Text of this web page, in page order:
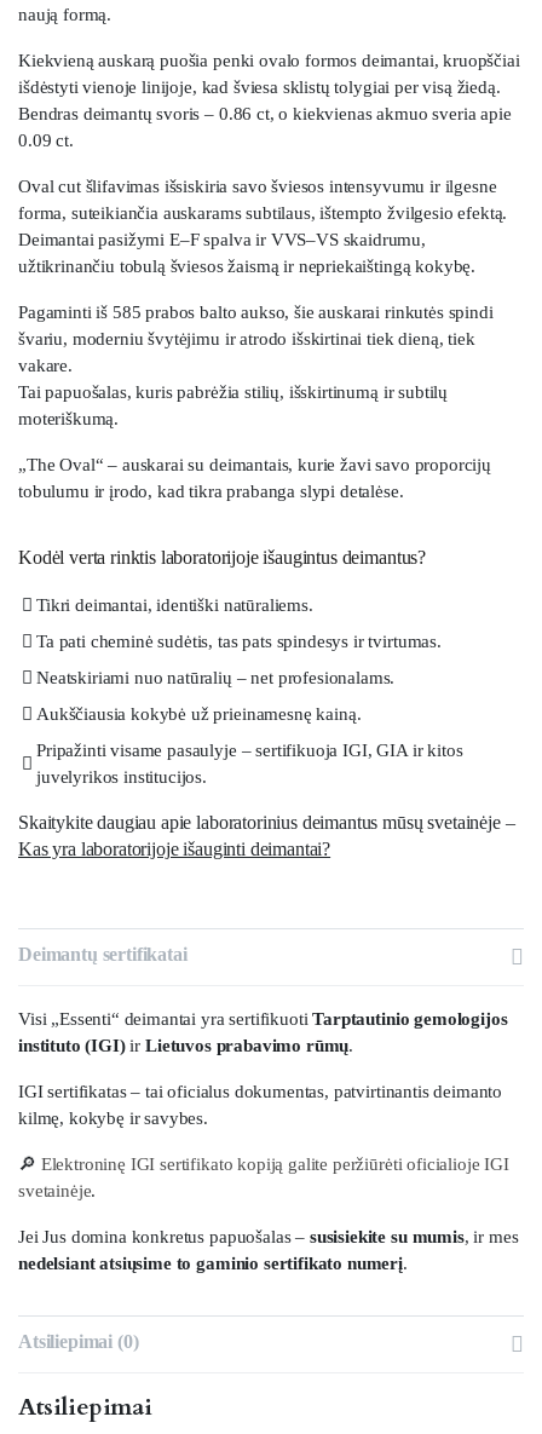
naują formą.
Kiekvieną auskarą puošia penki ovalo formos deimantai, kruopščiai
išdėstyti vienoje linijoje, kad šviesa sklistų tolygiai per visą žiedą.
Bendras deimantų svoris – 0.86 ct, o kiekvienas akmuo sveria apie
0.09 ct.
Oval cut šlifavimas išsiskiria savo šviesos intensyvumu ir ilgesne
forma, suteikiančia auskarams subtilaus, ištempto žvilgesio efektą.
Deimantai pasižymi E–F spalva ir VVS–VS skaidrumu,
užtikrinančiu tobulą šviesos žaismą ir nepriekaištingą kokybę.
Pagaminti iš 585 prabos balto aukso, šie auskarai rinkutės spindi
švariu, moderniu švytėjimu ir atrodo išskirtinai tiek dieną, tiek
vakare.
Tai papuošalas, kuris pabrėžia stilių, išskirtinumą ir subtilų
moteriškumą.
„The Oval“ – auskarai su deimantais, kurie žavi savo proporcijų
tobulumu ir įrodo, kad tikra prabanga slypi detalėse.
Kodėl verta rinktis laboratorijoje išaugintus deimantus?
Tikri deimantai, identiški natūraliems.
Ta pati cheminė sudėtis, tas pats spindesys ir tvirtumas.
Neatskiriami nuo natūralių – net profesionalams.
Aukščiausia kokybė už prieinamesnę kainą.
Pripažinti visame pasaulyje – sertifikuoja IGI, GIA ir kitos
juvelyrikos institucijos.
Skaitykite daugiau apie laboratorinius deimantus mūsų svetainėje –
Kas yra laboratorijoje išauginti deimantai?
Deimantų sertifikatai
Visi „Essenti“ deimantai yra sertifikuotiTarptautinio gemologijos
instituto (IGI)ir Lietuvos prabavimo rūmų.
IGI sertifikatas – tai oficialus dokumentas, patvirtinantis deimanto
kilmę, kokybę ir savybes.
🔎 Elektroninę IGI sertifikato kopiją galite peržiūrėti oficialioje IGI
svetainėje.
Jei Jus domina konkretus papuošalas – susisiekite su mumis, ir mes
nedelsiant atsiųsime to gaminio sertifikato numerį.
Atsiliepimai (0)
Atsiliepimai